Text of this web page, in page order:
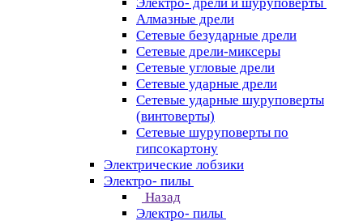
Алмазные дрели
Сетевые безударные дрели
Сетевые дрели-миксеры
Сетевые угловые дрели
Сетевые ударные дрели
Сетевые ударные шуруповерты
(винтоверты)
Сетевые шуруповерты по
гипсокартону
Электрические лобзики
Электро- пилы
Назад
Электро- пилы